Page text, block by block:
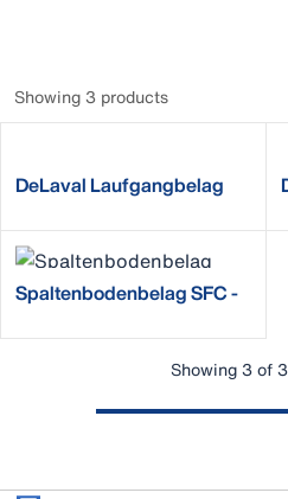
Showing 3 products
DeLaval Laufgangbelag
Spaltenbodenbelag SFC -
Showing 3 of